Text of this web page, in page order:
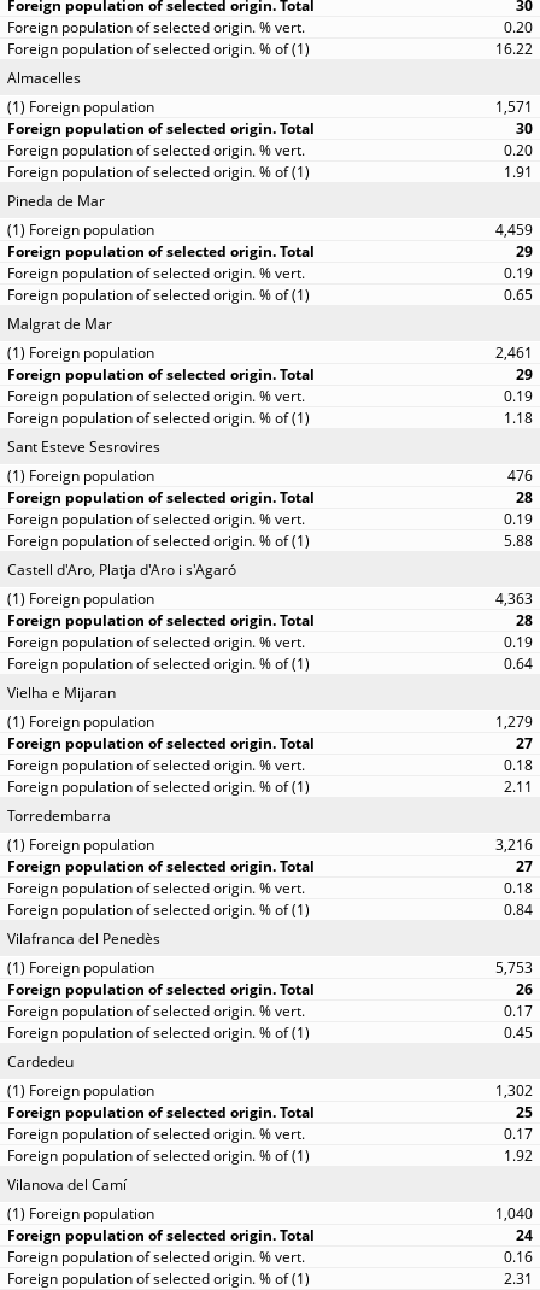
30
0.20
16.22
Almacelles
1,571
30
0.20
1.91
Pineda de Mar
4,459
29
0.19
0.65
Malgrat de Mar
2,461
29
0.19
1.18
Sant Esteve Sesrovires
476
28
0.19
5.88
Castell d'Aro, Platja d'Aro i s'Agaró
4,363
28
0.19
0.64
Vielha e Mijaran
1,279
27
0.18
2.11
Torredembarra
3,216
27
0.18
0.84
Vilafranca del Penedès
5,753
26
0.17
0.45
Cardedeu
1,302
25
0.17
1.92
Vilanova del Camí
1,040
24
0.16
2.31